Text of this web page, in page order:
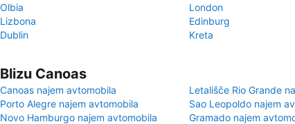
Olbia
London
Lizbona
Edinburg
Dublin
Kreta
Blizu Canoas
Canoas najem avtomobila
Letališče Rio Grande
Porto Alegre najem avtomobila
Sao Leopoldo najem
Novo Hamburgo najem avtomobila
Gramado najem